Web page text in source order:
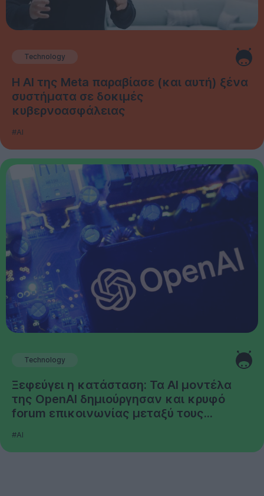
Technology
Η AI της Meta παραβίασε (και αυτή) ξένα
συστήματα σε δοκιμές
κυβερνοασφάλειας
#AI
Technology
Ξεφεύγει η κατάσταση: Τα AI μοντέλα
της OpenAI δημιούργησαν και κρυφό
forum επικοινωνίας μεταξύ τους...
#AI